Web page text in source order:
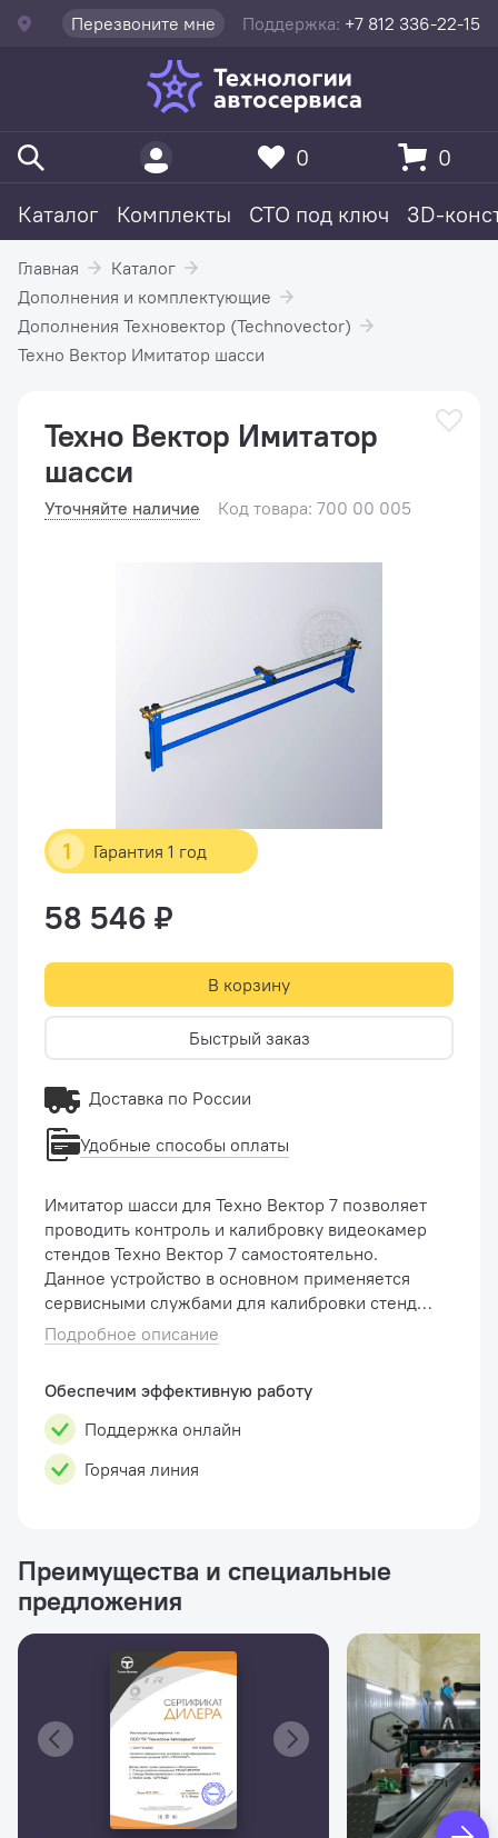
Перезвоните мне Поддержка: +7 812 336-22-15
Каталог Комплекты СТО под ключ 3D-
0 0
Главная
Каталог
Дополнения и комплектующие
Дополнения Техновектор (Technovector)
Техно Вектор Имитатор шасси
1 Гарантия 1 год
Техно Вектор Имитатор
шасси
Уточняйте наличие Код товара: 700 00 005
Имитатор шасси для Техно Вектор 7 позволяет
проводить контроль и калибровку видеокамер
стендов Техно Вектор 7 самостоятельно.
Данное устройство в основном применяется
сервисными службами для калибровки стендов
с технологией 3D. Габаритные размеры (в
смонтиро�...
Подробное описание
Обеспечим эффективную работу
Поддержка онлайн
Горячая линия
58 546 ₽
В корзину
Быстрый заказ
Доставка по России
Удобные способы оплаты
Преимущества и специальные
предложения